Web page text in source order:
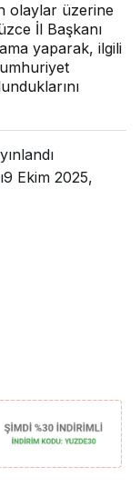
olaylar üzerine
İl Başkanı
yaparak, ilgili
9 Ekim 2025,